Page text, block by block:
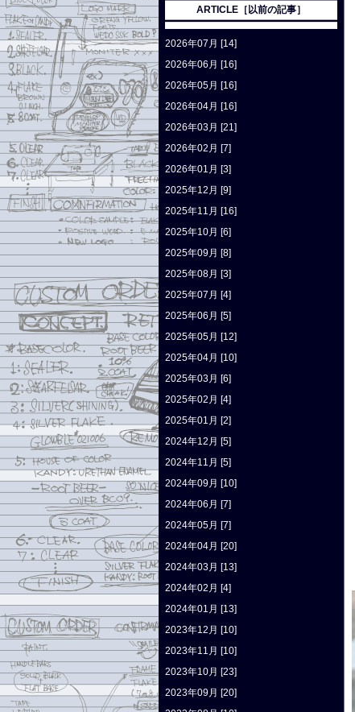
ARTICLE［以前の記事］
2026年07月 [14]
2026年06月 [16]
2026年05月 [16]
2026年04月 [16]
2026年03月 [21]
2026年02月 [7]
2026年01月 [3]
2025年12月 [9]
2025年11月 [16]
2025年10月 [6]
2025年09月 [8]
2025年08月 [3]
2025年07月 [4]
2025年06月 [5]
2025年05月 [12]
2025年04月 [10]
2025年03月 [6]
2025年02月 [4]
2025年01月 [2]
2024年12月 [5]
2024年11月 [5]
2024年09月 [10]
2024年06月 [7]
2024年05月 [7]
2024年04月 [20]
2024年03月 [13]
2024年02月 [4]
2024年01月 [13]
2023年12月 [10]
2023年11月 [10]
2023年10月 [23]
2023年09月 [20]